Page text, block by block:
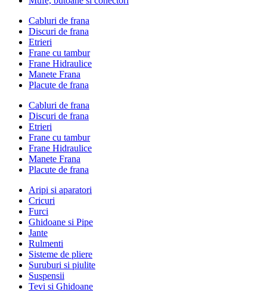
Cabluri de frana
Discuri de frana
Etrieri
Frane cu tambur
Frane Hidraulice
Manete Frana
Placute de frana
Cabluri de frana
Discuri de frana
Etrieri
Frane cu tambur
Frane Hidraulice
Manete Frana
Placute de frana
Aripi si aparatori
Cricuri
Furci
Ghidoane si Pipe
Jante
Rulmenti
Sisteme de pliere
Suruburi si piulite
Suspensii
Tevi si Ghidoane